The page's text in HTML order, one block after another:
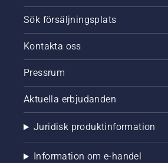
Sök försäljningsplats
Kontakta oss
Pressrum
Aktuella erbjudanden
Juridisk produktinformation
Information om e-handel